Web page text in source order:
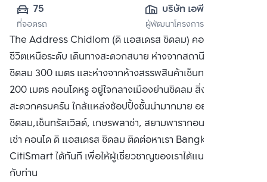
75
ที่จอดรถ
บริษัท เอพี (ไทย
แลนด์)
จำกัด(มหาชน)
ผู้พัฒนาโครงการ
The Address Chidlom (ดิ แอสเดรส ชิดลม) คอนโดที่ให้คุณใช้
ชีวิตเหนือระดับ เดินทางสะดวกสบาย ห่างจากสถานีรถไฟฟ้า BTS
ชิดลม 300 เมตร และห่างจากห้างสรรพสินค้าเซ็นทรัล ชิดลม
200 เมตร คอนโดหรู อยู่ใจกลางเมืองย่านชิดลม สิ่งอำนวย
สะดวกครบครัน ใกล้แหล่งช้อปปิ้งชั้นนำมากมาย อย่าง เซ็นทรัล
ชิดลม,เซ็นทรัลเวิลด์, เกษรพลาซ่า, สยามพารากอน ซื้อ ขาย หรือ
เช่า คอนโด ดิ แอสเดรส ชิดลม ติดต่อหาเรา Bangkok
CitiSmart ได้ทันที เพื่อให้ผู้เชี่ยวชาญของเราได้แนะนำคอนโดให้
กับท่าน